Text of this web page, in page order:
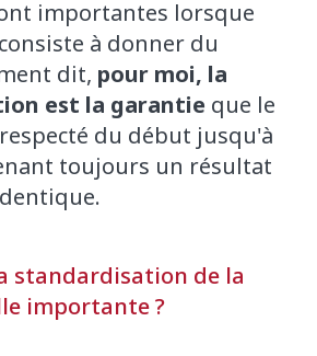
importantes lorsque
à donner du
dit, pour moi, la
est la garantie que le
du début jusqu'à
toujours un résultat
standardisation de la
importante ?